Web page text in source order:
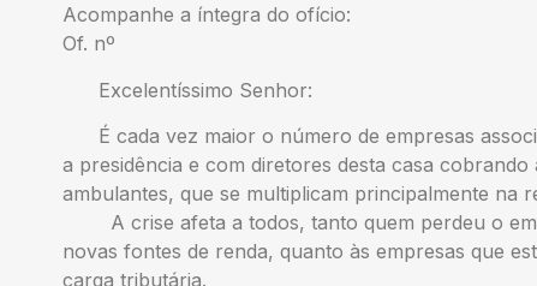
Acompanhe a íntegra do ofício:
Of. nº
Excelentíssimo Senhor:
É cada vez maior o número de empresas
a presidência e com diretores desta casa
ambulantes, que se multiplicam principalmente na
A crise afeta a todos, tanto quem perdeu o
novas fontes de renda, quanto às empresas que
carga tributária.